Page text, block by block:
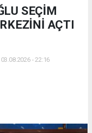
SEÇİM
AÇTI
- 22:16